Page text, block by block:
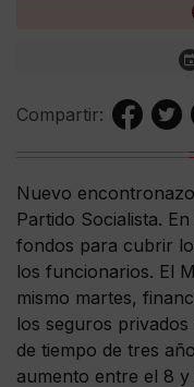
Compartir:
Nuevo
Partido Socialista.
fondos para cubrir
los funcionarios. El
mismo martes,
los seguros
de tiempo de tres
aumento entre el 8